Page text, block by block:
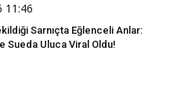
11:46
Sarnıçta Eğlenceli Anlar:
Sueda Uluca Viral Oldu!